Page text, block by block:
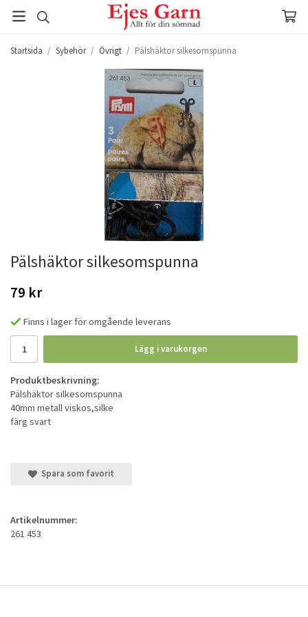
Startsida / Sybehör / Övrigt / Pälshäktor silkesomspunna
Pälshäktor silkesomspunna
79 kr
Finns i lager för omgående leverans
Lägg i varukorgen
Produktbeskrivning:
Pälshäktor silkesomspunna
40mm metall viskos,silke
färg svart
Spara som favorit
Artikelnummer:
261 453